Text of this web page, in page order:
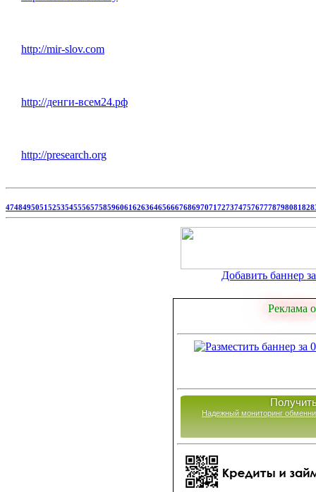
http://mir-slov.com
http://денги-всем24.рф
http://presearch.org
474849505152535455565758596061626364656667686970717273747576777879808182
Добавить баннер
Реклама
Надежный мониторинг